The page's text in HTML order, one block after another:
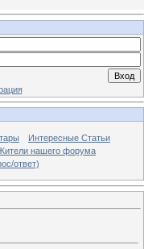
Интересные Статьи
нашего форума
ответ)